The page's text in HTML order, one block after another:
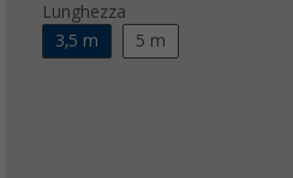
Lunghezza
3,5 m
5 m